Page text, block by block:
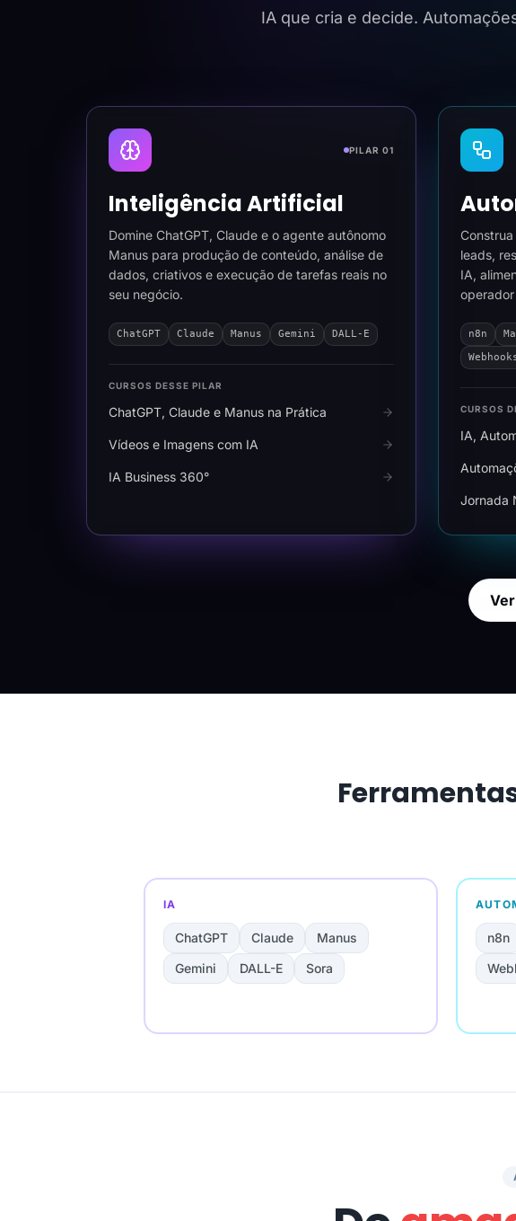
IA que cria e decide.
PILAR 01
Inteligência Artificial
Domine ChatGPT, Claude e o agente autônomo
Manus para produção de conteúdo, análise de
dados, criativos e execução de tarefas reais no
seu negócio.
ChatGPT Claude Manus Gemini DALL-E
CURSOS DESSE PILAR
ChatGPT, Claude e Manus na Prática
Vídeos e Imagens com IA
IA Business 360°
leads,
IA,
n8n
CURSOS
IA,
Jornada
IA
ChatGPT Claude
Manus
Gemini
DALL-E Sora
n8n